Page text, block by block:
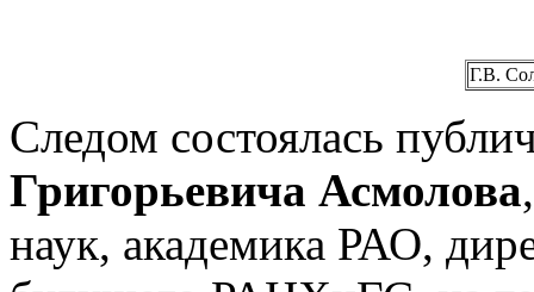
Г.В.
Следом состоялась
Григорьевича Асмолова
наук, академика РАО,